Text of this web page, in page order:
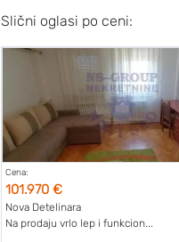
Slični oglasi po ceni:
Cena:
101.970 €
Nova Detelinara
Na prodaju vrlo lep i funkcion...